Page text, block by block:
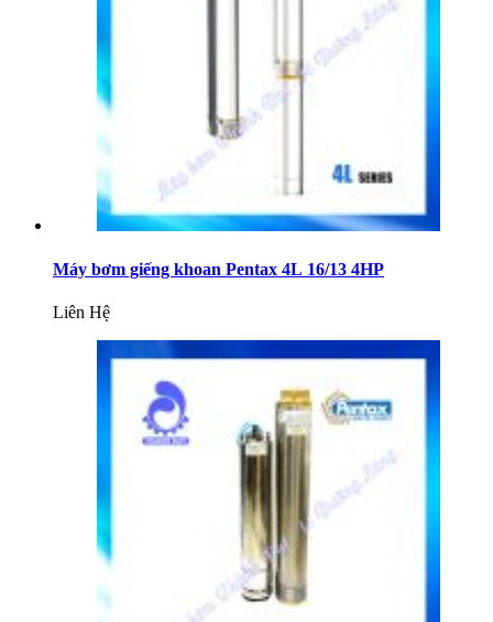
Máy bơm giếng khoan Pentax 4L 16/13 4HP
Liên Hệ